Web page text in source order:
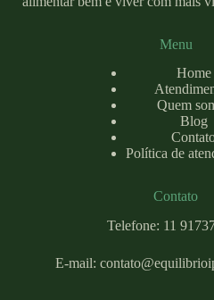
Menu
Home
Quem
Blog
Política de
Contato
Telefone: 11
E-mail: